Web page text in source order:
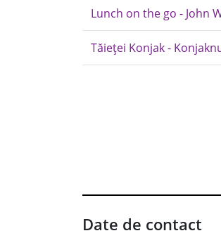
Lunch on the go - John
Tăieței Konjak -
Date de contact